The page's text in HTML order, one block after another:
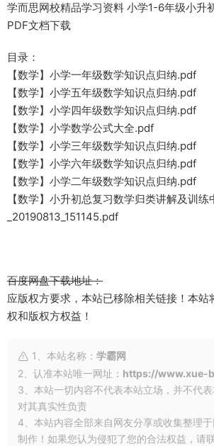
学而思网校精品学习资料 小学1-6年级小升
PDF文档下载
目录：
【数学】小学一年级数学知识点归纳.pdf
【数学】小学五年级数学知识点归纳.pdf
【数学】小学四年级数学知识点归纳.pdf
【数学】小学数学公式大全.pdf
【数学】小学三年级数学知识点归纳.pdf
【数学】小学六年级数学知识点归纳.pdf
【数学】小学二年级数学知识点归纳.pdf
【数学】小升初总复习数学归类讲解及训练
_20190813_151145.pdf
百度网盘下载地址：
应版权方要求，本站已移除相关链接！本站
权和版权方权益！
1、本站名称： 学霸网
2、认准本站唯一网址： https://www.xue-
3、本站一切内容不代表本站立场，并不代
对其真实性负责
4、本站内容全部来自网友分享或收集整理
制作！如果您认为侵犯了您的合法权益，请